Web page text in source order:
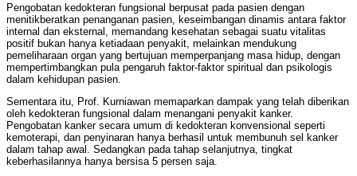
Pengobatan kedokteran fungsional berpusat pada pasien dengan
menitikberatkan penanganan pasien, keseimbangan dinamis antara faktor
internal dan eksternal, memandang kesehatan sebagai suatu vitalitas
positif bukan hanya ketiadaan penyakit, melainkan mendukung
pemeliharaan organ yang bertujuan memperpanjang masa hidup, dengan
mempertimbangkan pula pengaruh faktor-faktor spiritual dan psikologis
dalam kehidupan pasien.
Sementara itu, Prof. Kurniawan memaparkan dampak yang telah diberikan
oleh kedokteran fungsional dalam menangani penyakit kanker.
Pengobatan kanker secara umum di kedokteran konvensional seperti
kemoterapi, dan penyinaran hanya berhasil untuk membunuh sel kanker
dalam tahap awal. Sedangkan pada tahap selanjutnya, tingkat
keberhasilannya hanya bersisa 5 persen saja.